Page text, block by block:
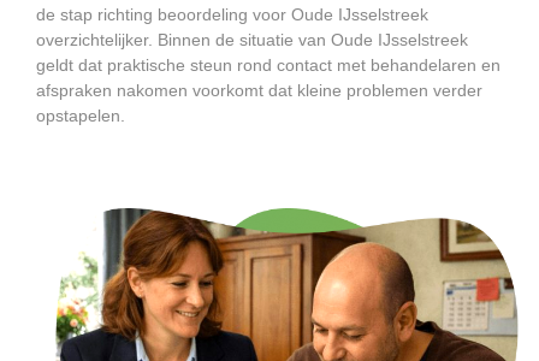
de stap richting beoordeling voor Oude IJsselstreek
overzichtelijker. Binnen de situatie van Oude IJsselstreek
geldt dat praktische steun rond contact met behandelaren en
afspraken nakomen voorkomt dat kleine problemen verder
opstapelen.